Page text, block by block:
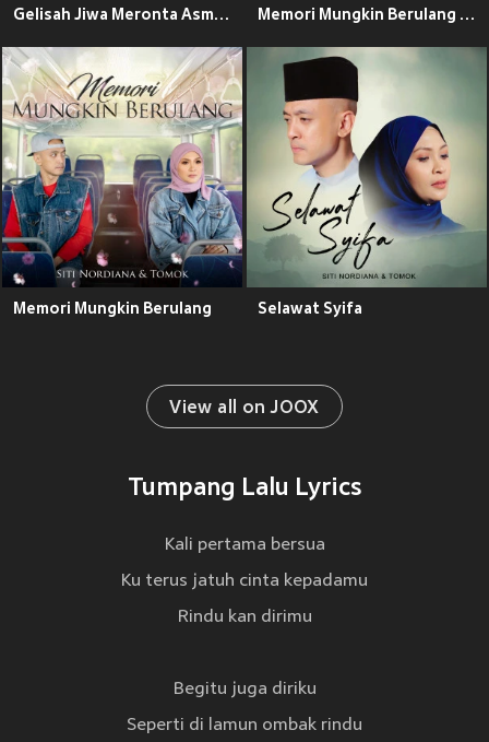
Gelisah Jiwa Meronta Asmara Memori Mungkin Berulang (Acoustic)
Memori Mungkin Berulang Selawat Syifa
View all on JOOX
Tumpang Lalu Lyrics
Kali pertama bersua
Ku terus jatuh cinta kepadamu
Rindu kan dirimu
Begitu juga diriku
Seperti di lamun ombak rindu